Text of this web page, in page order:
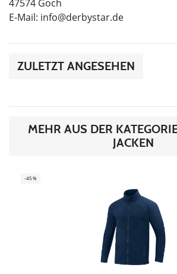
47574 Goch
E-Mail: info@derbystar.de
ZULETZT ANGESEHEN
MEHR AUS DER
JACKEN
-45%